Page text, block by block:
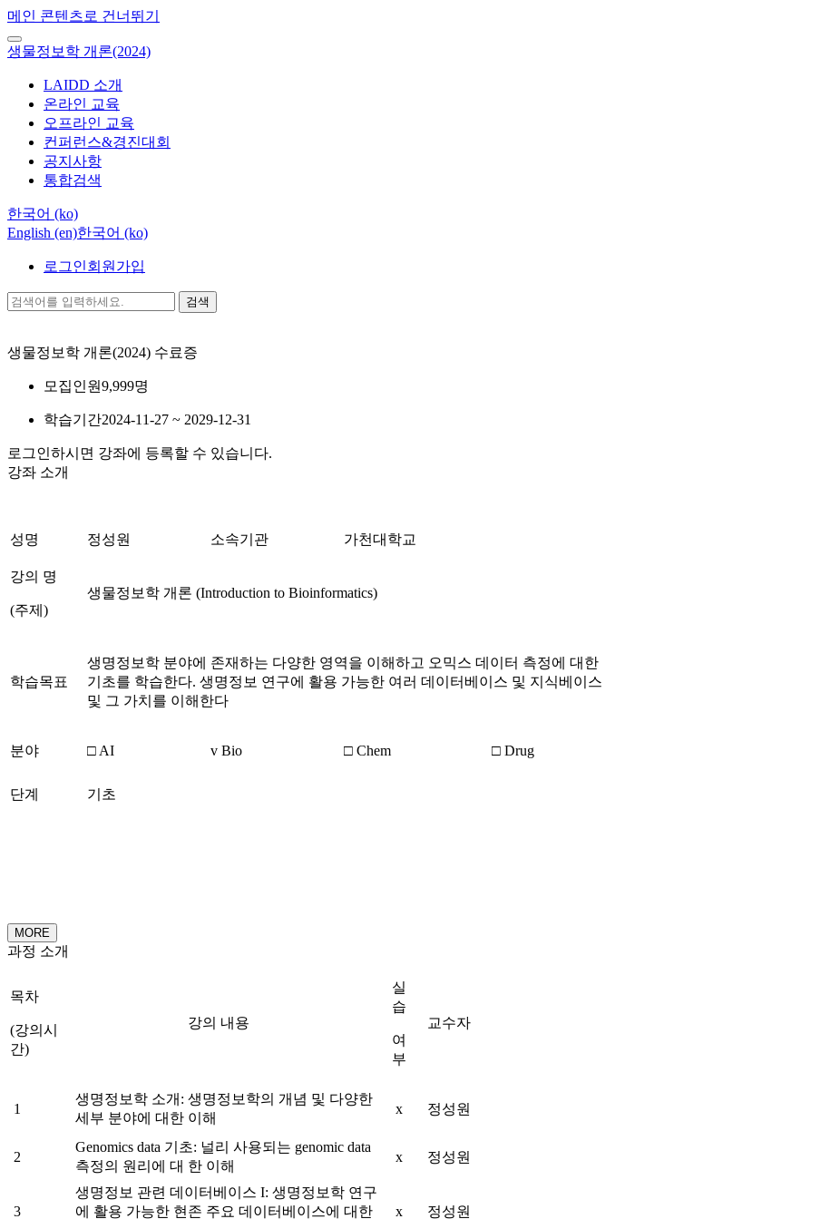
메인 콘텐츠로 건너뛰기
생물정보학 개론(2024)
LAIDD 소개
온라인 교육
오프라인 교육
컨퍼런스&경진대회
공지사항
통합검색
한국어 ‎(ko)‎
English ‎(en)‎한국어 ‎(ko)‎
로그인회원가입
검색
생물정보학 개론(2024) 수료증
모집인원9,999명
학습기간2024-11-27 ~ 2029-12-31
로그인하시면 강좌에 등록할 수 있습니다.
강좌 소개
성명 정성원 소속기관 가천대학교
강의 명
(주제)
생물정보학 개론 (Introduction to Bioinformatics)
학습목표
생명정보학 분야에 존재하는 다양한 영역을 이해하고 오믹스 데이터 측정에 대한
기초를 학습한다. 생명정보 연구에 활용 가능한 여러 데이터베이스 및 지식베이스
및 그 가치를 이해한다
분야 □ AI v Bio □ Chem □ Drug
단계 기초
MORE
과정 소개
목차
(강의시
간)
강의 내용
실
습
여
부
교수자
1
생명정보학 소개: 생명정보학의 개념 및 다양한
세부 분야에 대한 이해
x 정성원
2
Genomics data 기초: 널리 사용되는 genomic data
측정의 원리에 대 한 이해
x 정성원
3
생명정보 관련 데이터베이스 I: 생명정보학 연구
에 활용 가능한 현존 주요 데이터베이스에 대한
x 정성원